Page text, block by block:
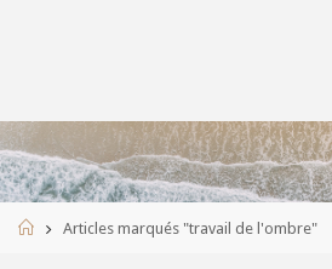
AccueilArticles marqués "travail de l'ombre"